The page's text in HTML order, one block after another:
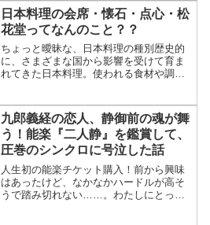
学とも共通性があると考えられているの
です。三千世界の意味を解説します。
日本料理の会席・懐石・点心・松
花堂ってなんのこと？？
ちょっと曖昧な、日本料理の種別歴史的
に、さまざまな国から影響を受けて育ま
れてきた日本料理。使われる食材や調理
な食文化としてユネスコ無形文化遺産に
登録されています。日本料理でいえば、
「会席」や「懐石」と呼ばれるスタイル
が最もなじみ深いかもしれません。しか
しどちらも「カイセキ」と読むため、同
じ料理の表記違いのように思ってしまわ
ないでしょうか（私はそう………………
～続きを読む～
九郎義経の恋人、静御前の魂が舞
う！能楽『二人静』を鑑賞して、
圧巻のシンクロに号泣した話
人生初の能楽チケット購入！前から興味
はあったけど、なかなかハードルが高そ
うで踏み切れない……。わたしにとって